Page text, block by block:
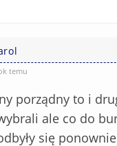
temu
porządny to i
ale co do
się